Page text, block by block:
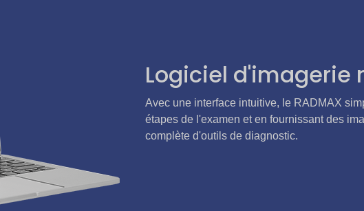
Logiciel d'imagerie
Avec une interface intuitive, le RADMAX
étapes de l'examen et en fournissant des
complète d'outils de diagnostic.